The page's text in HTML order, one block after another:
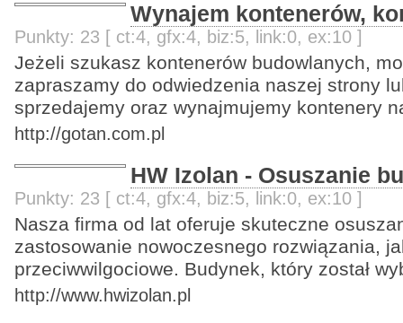
Wynajem kontenerów,
Punkty: 23 [ ct:4, gfx:4, biz:5, link:0, ex:10 ]
Jeżeli szukasz kontenerów budowlanych,
zapraszamy do odwiedzenia naszej strony
sprzedajemy oraz wynajmujemy kontenery
http://gotan.com.pl
HW Izolan - Osuszanie
Punkty: 23 [ ct:4, gfx:4, biz:5, link:0, ex:10 ]
Nasza firma od lat oferuje skuteczne
zastosowanie nowoczesnego rozwiązania,
przeciwwilgociowe. Budynek, który został
http://www.hwizolan.pl